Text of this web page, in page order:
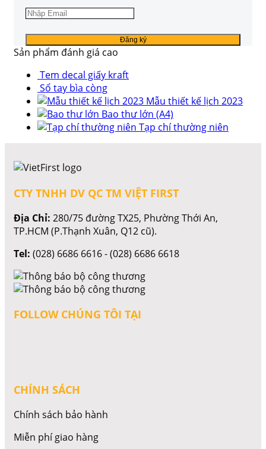
Sản phẩm đánh giá cao
Tem decal giấy kraft
Sổ tay bìa còng
Mẫu thiết kế lịch 2023
Bao thư lớn (A4)
Tạp chí thường niên
CTY TNHH DV QC TM VIỆT FIRST
Địa Chỉ: 280/75 đường TX25, Phường Thới An,
TP.HCM (P.Thạnh Xuân, Q12 cũ).
Tel: (028) 6686 6616 - (028) 6686 6618
FOLLOW CHÚNG TÔI TẠI
CHÍNH SÁCH
Chính sách bảo hành
Miễn phí giao hàng